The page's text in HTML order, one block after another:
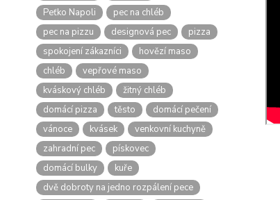
Peťko Napoli
pec na chléb
pec na pizzu
designová pec
pizza
spokojení zákazníci
hovězí maso
chléb
vepřové maso
kváskový chléb
žitný chléb
domácí pizza
těsto
domácí pečení
vánoce
kvásek
venkovní kuchyně
zahradní pec
pískovec
domácí bulky
kuře
dvě dobroty na jedno rozpálení pece